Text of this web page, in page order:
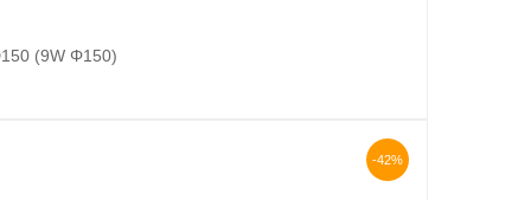
(9W Φ150)
-42%